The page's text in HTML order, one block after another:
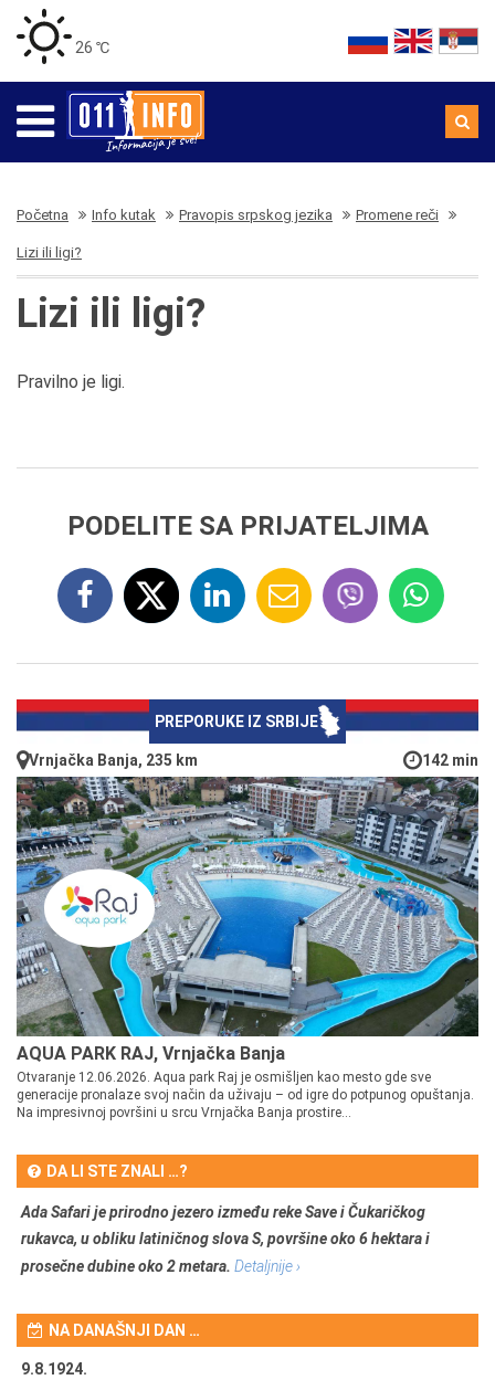
26 ℃
Početna Info kutak Pravopis srpskog jezika Promene reči
Lizi ili ligi?
Lizi ili ligi?
Pravilno je ligi.
PODELITE SA PRIJATELJIMA
PREPORUKE IZ SRBIJE
Vrnjačka Banja, 235 km 142 min
AQUA PARK RAJ, Vrnjačka Banja
Otvaranje 12.06.2026. Aqua park Raj je osmišljen kao mesto gde sve
generacije pronalaze svoj način da uživaju – od igre do potpunog opuštanja.
Na impresivnoj površini u srcu Vrnjačka Banja prostire...
DA LI STE ZNALI …?
Ada Safari je prirodno jezero između reke Save i Čukaričkog
rukavca, u obliku latiničnog slova S, površine oko 6 hektara i
prosečne dubine oko 2 metara. Detaljnije ›
NA DANAŠNJI DAN …
9.8.1924.